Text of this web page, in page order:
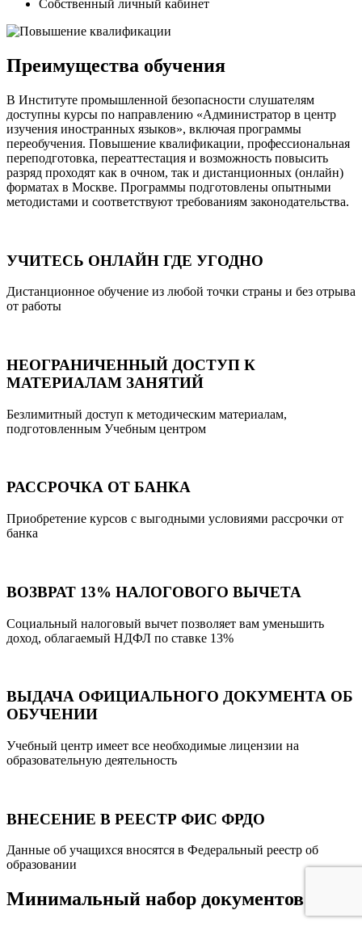
Собственный личный кабинет
Преимущества обучения
В Институте промышленной безопасности слушателям
доступны курсы по направлению «Администратор в центр
изучения иностранных языков», включая программы
переобучения. Повышение квалификации, профессиональная
переподготовка, переаттестация и возможность повысить
разряд проходят как в очном, так и дистанционных (онлайн)
форматах в Москве. Программы подготовлены опытными
методистами и соответствуют требованиям законодательства.
УЧИТЕСЬ ОНЛАЙН ГДЕ УГОДНО
Дистанционное обучение из любой точки страны и без отрыва
от работы
НЕОГРАНИЧЕННЫЙ ДОСТУП К
МАТЕРИАЛАМ ЗАНЯТИЙ
Безлимитный доступ к методическим материалам,
подготовленным Учебным центром
РАССРОЧКА ОТ БАНКА
Приобретение курсов с выгодными условиями рассрочки от
банка
ВОЗВРАТ 13% НАЛОГОВОГО ВЫЧЕТА
Социальный налоговый вычет позволяет вам уменьшить
доход, облагаемый НДФЛ по ставке 13%
ВЫДАЧА ОФИЦИАЛЬНОГО ДОКУМЕНТА ОБ
ОБУЧЕНИИ
Учебный центр имеет все необходимые лицензии на
образовательную деятельность
ВНЕСЕНИЕ В РЕЕСТР ФИС ФРДО
Данные об учащихся вносятся в Федеральный реестр об
образовании
Минимальный набор документов